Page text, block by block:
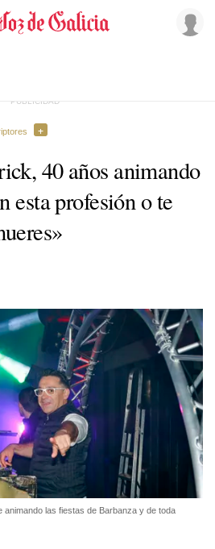
40 años animando
esta profesión o te
animando las fiestas de Barbanza y de toda